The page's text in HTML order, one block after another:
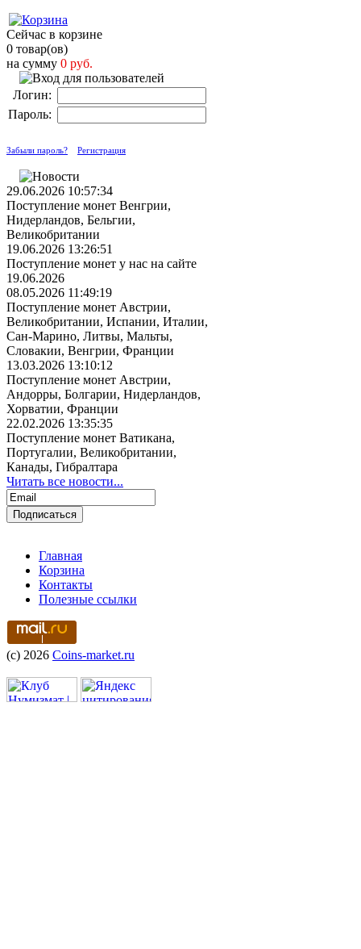
Сейчас в корзине
0 товар(ов)
на сумму 0 руб.
Логин:
Пароль:
Забыли пароль? Регистрация
29.06.2026 10:57:34
Поступление монет Венгрии,
Нидерландов, Бельгии,
Великобритании
19.06.2026 13:26:51
Поступление монет у нас на сайте
19.06.2026
08.05.2026 11:49:19
Поступление монет Австрии,
Великобритании, Испании, Италии,
Сан-Марино, Литвы, Мальты,
Словакии, Венгрии, Франции
13.03.2026 13:10:12
Поступление монет Австрии,
Андорры, Болгарии, Нидерландов,
Хорватии, Франции
22.02.2026 13:35:35
Поступление монет Ватикана,
Португалии, Великобритании,
Канады, Гибралтара
Читать все новости...
Главная
Корзина
Контакты
Полезные ссылки
(c) 2026 Coins-market.ru